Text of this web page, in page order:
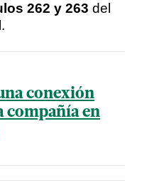
262 y 263 del
.
conexión
compañía en